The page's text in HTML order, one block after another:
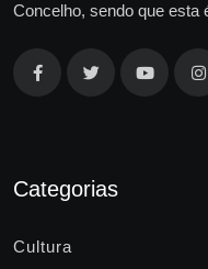
Concelho, sendo que esta
Categorias
Cultura